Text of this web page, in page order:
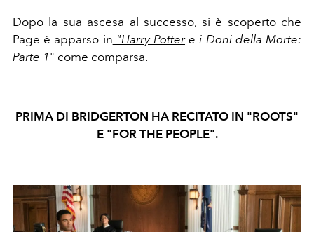
Dopo la sua ascesa al successo, si è scoperto che
Page è apparso in "Harry Pottere i Doni della Morte:
Parte 1" come comparsa.
PRIMA DI BRIDGERTON HA RECITATO IN "ROOTS"
E "FOR THE PEOPLE".